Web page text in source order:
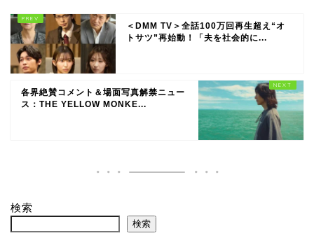
＜DMM TV＞全話100万回再生超え“オ
トサツ”再始動！「夫を社会的に...
各界絶賛コメント＆場面写真解禁ニュー
ス：THE YELLOW MONKE...
検索
検索